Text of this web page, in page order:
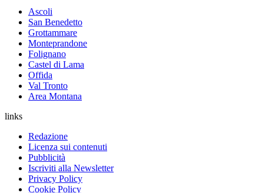
Ascoli
San Benedetto
Grottammare
Monteprandone
Folignano
Castel di Lama
Offida
Val Tronto
Area Montana
links
Redazione
Licenza sui contenuti
Pubblicità
Iscriviti alla Newsletter
Privacy Policy
Cookie Policy